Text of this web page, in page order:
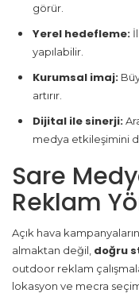
görür.
Yerel hedefleme:
yapılabilir.
Kurumsal imaj:
artırır.
Dijital ile sinerji:
medya etkileşimini
Sare
Reklam
Açık hava
almaktan değil, doğru
outdoor reklam
lokasyon ve mecra